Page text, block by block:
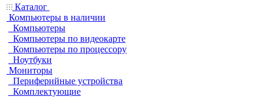
Каталог
Компьютеры в наличии
Компьютеры
Компьютеры по видеокарте
Компьютеры по процессору
Ноутбуки
Мониторы
Периферийные устройства
Комплектующие